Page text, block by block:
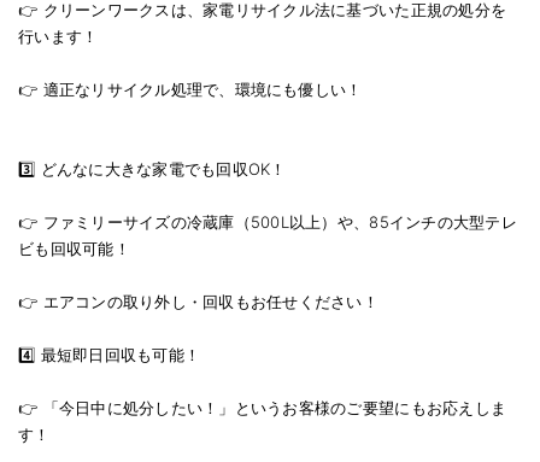
👉 クリーンワークスは、家電リサイクル法に基づいた正規の処分を
行います！
👉 適正なリサイクル処理で、環境にも優しい！
3️⃣ どんなに大きな家電でも回収OK！
👉 ファミリーサイズの冷蔵庫（500L以上）や、85インチの大型テレ
ビも回収可能！
👉 エアコンの取り外し・回収もお任せください！
4️⃣ 最短即日回収も可能！
👉 「今日中に処分したい！」というお客様のご要望にもお応えしま
す！